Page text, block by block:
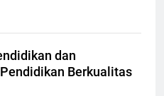
dan
Berkualitas